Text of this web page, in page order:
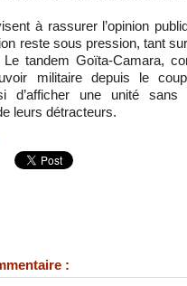
à rassurer l’opinion
reste sous pression, tant
Le tandem Goïta-Camara,
militaire depuis le
d’afficher une unité
leurs détracteurs.
: